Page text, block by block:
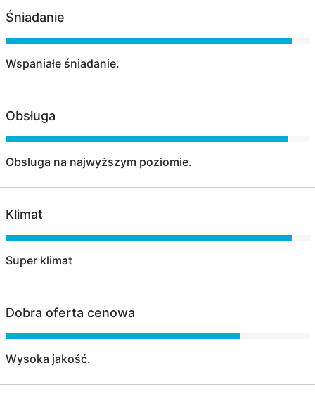
Śniadanie
Wspaniałe śniadanie.
Obsługa
Obsługa na najwyższym poziomie.
Klimat
Super klimat
Dobra oferta cenowa
Wysoka jakość.